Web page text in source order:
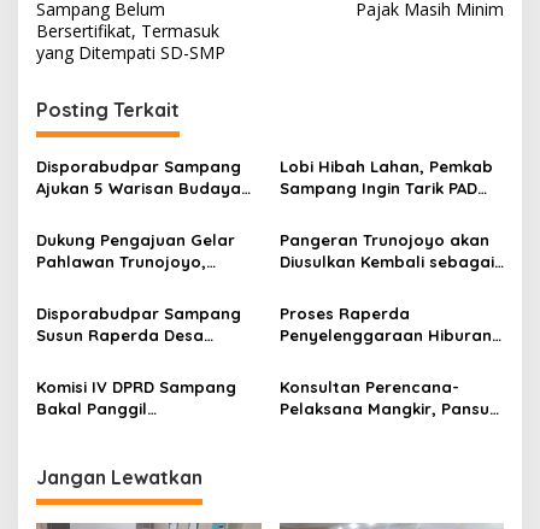
Sampang Belum
Bersertifikat, Termasuk
yang Ditempati SD-SMP
Pajak Masih Minim
Posting Terkait
Disporabudpar Sampang
Ajukan 5 Warisan Budaya
Lobi Hibah Lahan, Pemkab
Sampang Ingin Tarik PAD
Rato Ebhu
Dukung Pengajuan Gelar
Pahlawan Trunojoyo,
Minta Disporabudpar
Lakukan Ini
Pangeran Trunojoyo akan
Diusulkan Kembali sebagai
Disporabudpar Sampang
Susun Raperda Desa
Atensi Pengembangan
Proses Raperda
Penyelenggaraan Hiburan
Difasilitasi Minggu Ini
Komisi IV DPRD Sampang
Bakal Panggil
Proyek Ini
Konsultan Perencana-
Pelaksana Mangkir, Pansus
Jangan Lewatkan